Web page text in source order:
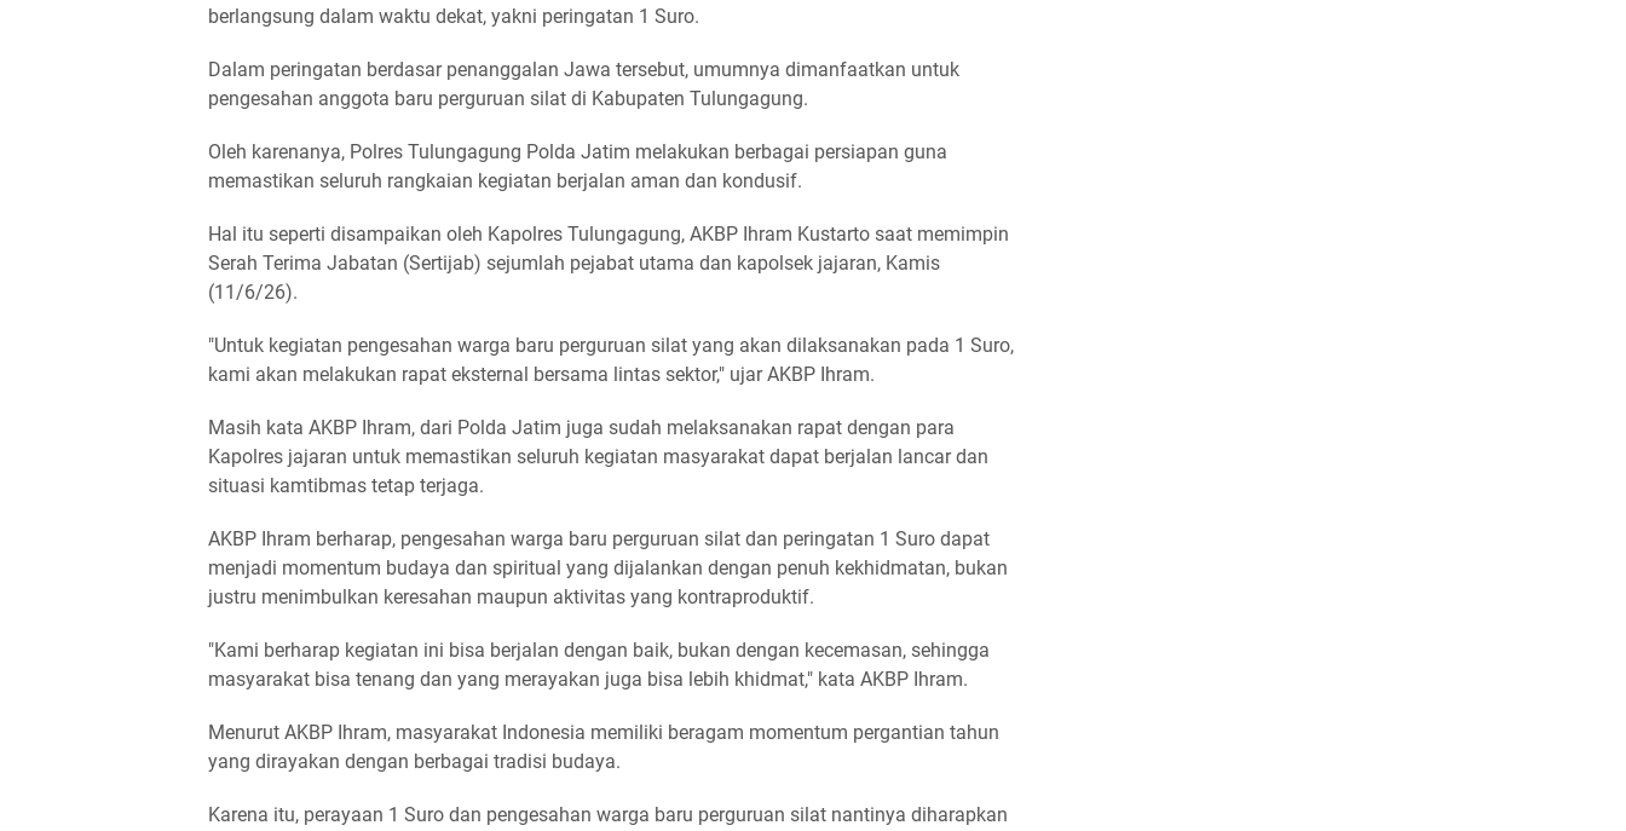
berlangsung dalam waktu dekat, yakni peringatan 1 Suro.
Dalam peringatan berdasar penanggalan Jawa tersebut, umumnya dimanfaatkan untuk
pengesahan anggota baru perguruan silat di Kabupaten Tulungagung.
Oleh karenanya, Polres Tulungagung Polda Jatim melakukan berbagai persiapan guna
memastikan seluruh rangkaian kegiatan berjalan aman dan kondusif.
Hal itu seperti disampaikan oleh Kapolres Tulungagung, AKBP Ihram Kustarto saat memimpin
Serah Terima Jabatan (Sertijab) sejumlah pejabat utama dan kapolsek jajaran, Kamis
(11/6/26).
"Untuk kegiatan pengesahan warga baru perguruan silat yang akan dilaksanakan pada 1 Suro,
kami akan melakukan rapat eksternal bersama lintas sektor," ujar AKBP Ihram.
Masih kata AKBP Ihram, dari Polda Jatim juga sudah melaksanakan rapat dengan para
Kapolres jajaran untuk memastikan seluruh kegiatan masyarakat dapat berjalan lancar dan
situasi kamtibmas tetap terjaga.
AKBP Ihram berharap, pengesahan warga baru perguruan silat dan peringatan 1 Suro dapat
menjadi momentum budaya dan spiritual yang dijalankan dengan penuh kekhidmatan, bukan
justru menimbulkan keresahan maupun aktivitas yang kontraproduktif.
"Kami berharap kegiatan ini bisa berjalan dengan baik, bukan dengan kecemasan, sehingga
masyarakat bisa tenang dan yang merayakan juga bisa lebih khidmat," kata AKBP Ihram.
Menurut AKBP Ihram, masyarakat Indonesia memiliki beragam momentum pergantian tahun
yang dirayakan dengan berbagai tradisi budaya.
Karena itu, perayaan 1 Suro dan pengesahan warga baru perguruan silat nantinya diharapkan